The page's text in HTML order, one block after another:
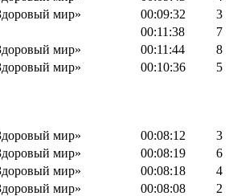
мир» 00:09:32 3
00:11:38 7
мир» 00:11:44 8
мир» 00:10:36 5
мир» 00:08:12 3
мир» 00:08:19 6
мир» 00:08:18 4
мир» 00:08:08 2